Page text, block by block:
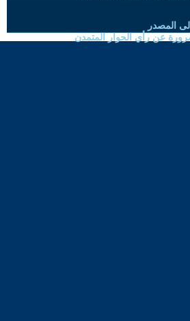
المصدر
عن رأي الحوار المتمدن